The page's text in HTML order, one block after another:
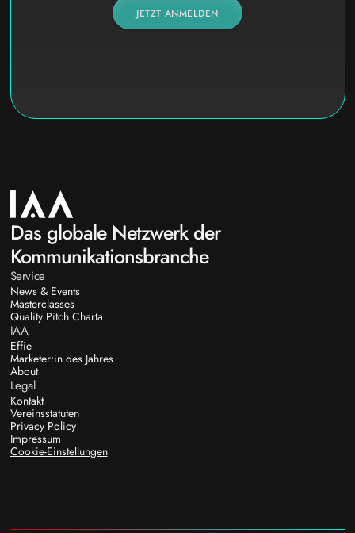
JETZT ANMELDEN
Das globale Netzwerk der
Kommunikationsbranche
Service
News & Events
Masterclasses
Quality Pitch Charta
IAA
Effie
Marketer:in des Jahres
About
Legal
Kontakt
Vereinsstatuten
Privacy Policy
Impressum
Cookie-Einstellungen